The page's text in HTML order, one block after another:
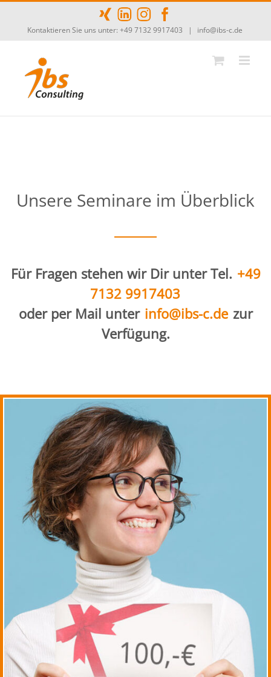
Inhalt
springen
Kontaktieren Sie uns unter: +49 7132 9917403 | info@ibs-c.de
Unsere Seminare im Überblick
Für Fragen stehen wir Dir unter Tel. +49
7132 9917403
oder per Mail unter info@ibs-c.de zur
Verfügung.